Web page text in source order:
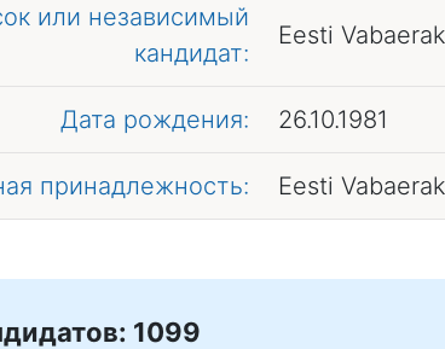
или независимый
кандидат:
Eesti
Дата рождения: 26.10.1981
принадлежность: Eesti
1099